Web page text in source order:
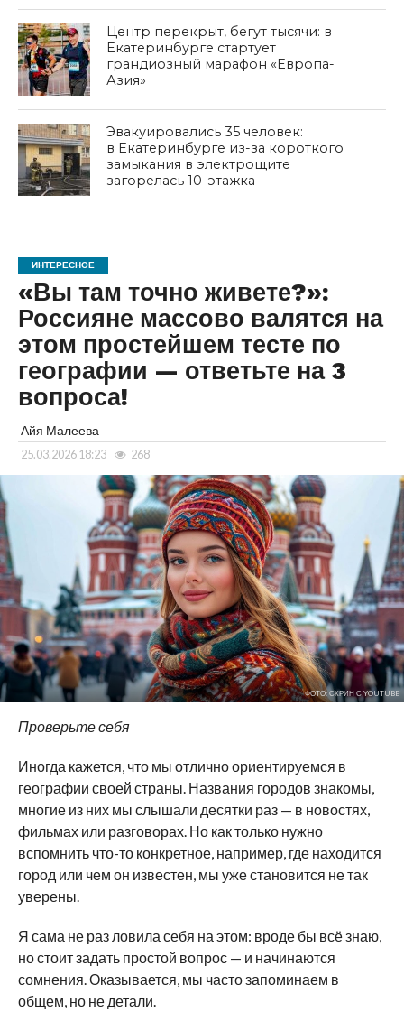
Центр перекрыт, бегут тысячи: в
Екатеринбурге стартует
грандиозный марафон «Европа-
Азия»
Эвакуировались 35 человек:
в Екатеринбурге из-за короткого
замыкания в электрощите
загорелась 10-этажка
ИНТЕРЕСНОЕ
«Вы там точно живете?»:
Россияне массово валятся на
этом простейшем тесте по
географии — ответьте на 3
вопроса!
Айя Малеева
25.03.2026 18:23 268
ФОТО: СКРИН С YOUTUBE
Проверьте себя
Иногда кажется, что мы отлично ориентируемся в
географии своей страны. Названия городов знакомы,
многие из них мы слышали десятки раз — в новостях,
фильмах или разговорах. Но как только нужно
вспомнить что-то конкретное, например, где находится
город или чем он известен, мы уже становится не так
уверены.
Я сама не раз ловила себя на этом: вроде бы всё знаю,
но стоит задать простой вопрос — и начинаются
сомнения. Оказывается, мы часто запоминаем в
общем, но не детали.